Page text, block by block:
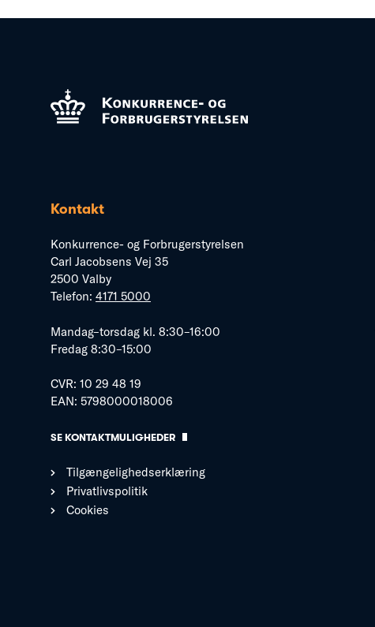
Kontakt
Konkurrence- og Forbrugerstyrelsen
Carl Jacobsens Vej 35
2500 Valby
Telefon: 4171 5000
Mandag–torsdag kl. 8:30–16:00
Fredag 8:30–15:00
CVR: 10 29 48 19
EAN: 5798000018006
SE KONTAKTMULIGHEDER
Tilgængelighedserklæring
Privatlivspolitik
Cookies